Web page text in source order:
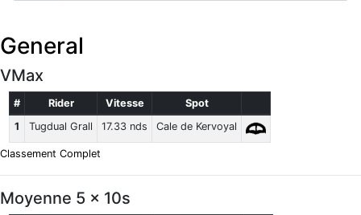
General
VMax
# Rider Vitesse
Spot
1
Tugdual Grall 17.33 nds Cale de Kervoyal
Classement Complet
Moyenne 5 x 10s